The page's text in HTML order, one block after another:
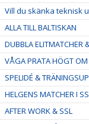
Vill du skänka teknisk
ALLA TILL BALTISKAN
DUBBLA ELITMATCHER
VÅGA PRATA HÖGT
SPELIDÉ &
HELGENS MATCHER I
AFTER WORK & SSL